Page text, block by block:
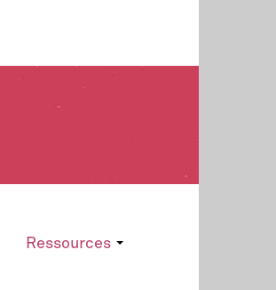
Ressources